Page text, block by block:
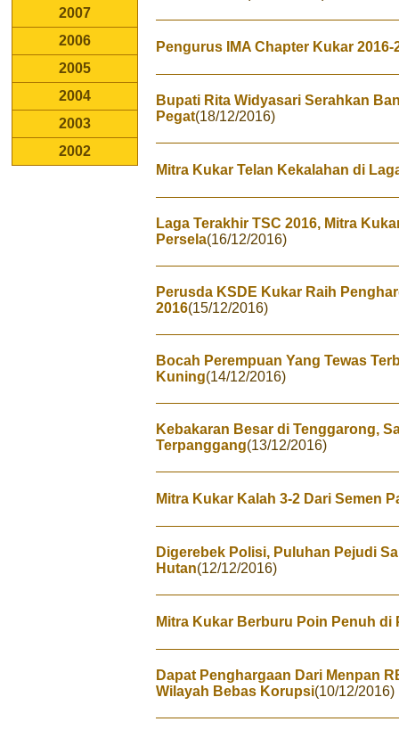
2007
2006
2005
2004
2003
2002
Pengurus IMA Chapter Kukar
Bupati Rita Widyasari Serahkan
Pegat(18/12/2016)
Mitra Kukar Telan Kekalahan di
Laga Terakhir TSC 2016, Mitra
Persela(16/12/2016)
Perusda KSDE Kukar Raih
2016(15/12/2016)
Bocah Perempuan Yang Tewas
Kuning(14/12/2016)
Kebakaran Besar di Tenggarong,
Terpanggang(13/12/2016)
Mitra Kukar Kalah 3-2 Dari Semen
Digerebek Polisi, Puluhan Pejudi
Hutan(12/12/2016)
Mitra Kukar Berburu Poin Penuh di
Dapat Penghargaan Dari Menpan
Wilayah Bebas Korupsi(10/12/2016)